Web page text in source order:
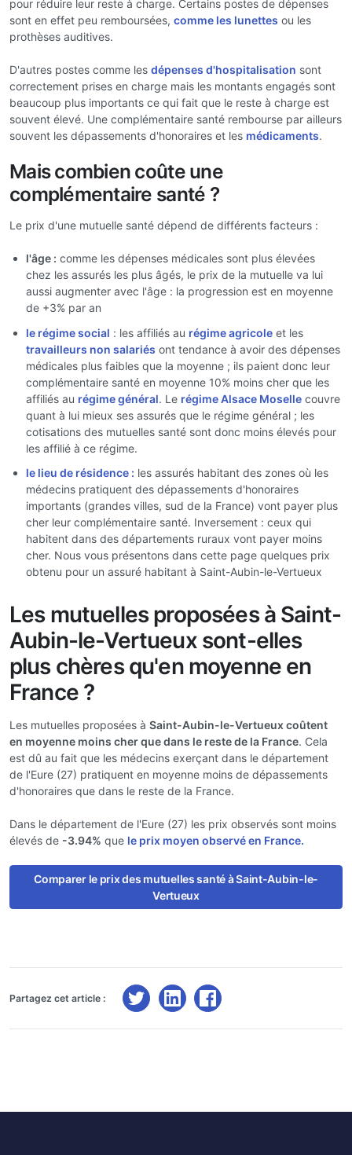
pour réduire leur reste à charge. Certains postes de dépenses
sont en effet peu remboursées, comme les lunettes ou les
prothèses auditives.
D'autres postes comme les dépenses d'hospitalisation sont
correctement prises en charge mais les montants engagés sont
beaucoup plus importants ce qui fait que le reste à charge est
souvent élevé. Une complémentaire santé rembourse par ailleurs
souvent les dépassements d'honoraires et les médicaments.
Mais combien coûte une
complémentaire santé ?
Le prix d'une mutuelle santé dépend de différents facteurs :
l'âge : comme les dépenses médicales sont plus élevées
chez les assurés les plus âgés, le prix de la mutuelle va lui
aussi augmenter avec l'âge : la progression est en moyenne
de +3% par an
le régime social : les affiliés au régime agricole et les
travailleurs non salariés ont tendance à avoir des dépenses
médicales plus faibles que la moyenne ; ils paient donc leur
complémentaire santé en moyenne 10% moins cher que les
affiliés au régime général. Le régime Alsace Moselle couvre
quant à lui mieux ses assurés que le régime général ; les
cotisations des mutuelles santé sont donc moins élevés pour
les affilié à ce régime.
le lieu de résidence : les assurés habitant des zones où les
médecins pratiquent des dépassements d'honoraires
importants (grandes villes, sud de la France) vont payer plus
cher leur complémentaire santé. Inversement : ceux qui
habitent dans des départements ruraux vont payer moins
cher. Nous vous présentons dans cette page quelques prix
obtenu pour un assuré habitant à Saint-Aubin-le-Vertueux
Les mutuelles proposées à Saint-
Aubin-le-Vertueux sont-elles
plus chères qu'en moyenne en
France ?
Les mutuelles proposées à Saint-Aubin-le-Vertueux coûtent
en moyenne moins cher que dans le reste de la France. Cela
est dû au fait que les médecins exerçant dans le département
de l'Eure (27) pratiquent en moyenne moins de dépassements
d'honoraires que dans le reste de la France.
Dans le département de l'Eure (27) les prix observés sont moins
élevés de -3.94% que le prix moyen observé en France.
Comparer le prix des mutuelles santé à Saint-Aubin-le-
Vertueux
Partagez cet article :